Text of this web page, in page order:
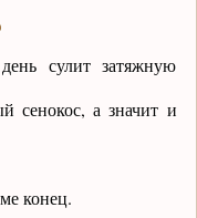
сулит затяжную
сенокос, а значит и
конец.